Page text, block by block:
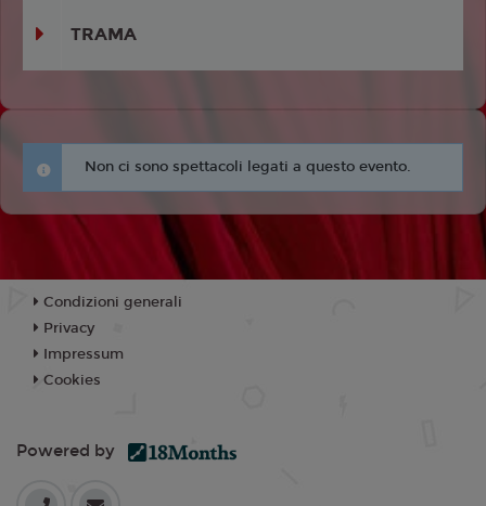
TRAMA
Non ci sono spettacoli legati a questo evento.
Condizioni generali
Privacy
Impressum
Cookies
Powered by